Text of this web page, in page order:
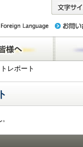
契約情報
レポート